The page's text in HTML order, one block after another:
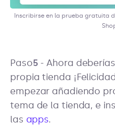
Inscribirse en la prueba gratuita
‍Paso5 - Ahora
propia tienda
empezar añadiendo
tema de la tienda, e
las apps.